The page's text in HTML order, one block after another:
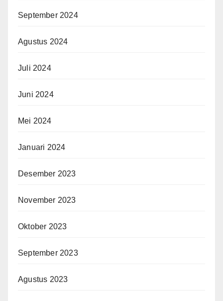
September 2024
Agustus 2024
Juli 2024
Juni 2024
Mei 2024
Januari 2024
Desember 2023
November 2023
Oktober 2023
September 2023
Agustus 2023